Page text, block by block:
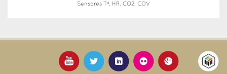
Sensores Tª, HR, CO2, COV